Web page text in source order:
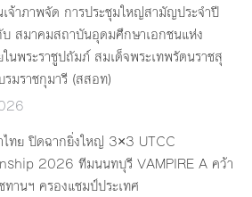
จ้าภาพจัด การประชุมใหญ่สามัญประจำปี
สมาคมสถาบันอุดมศึกษาเอกชนแห่ง
ในพระราชูปถัมภ์ สมเด็จพระเทพรัตนราชสุ
มราชกุมารี (สสอท)
ไทย ปิดฉากยิ่งใหญ่ 3×3 UTCC
2026 ทีมนนทบุรี VAMPIRE A คว้า
ทานฯ ครองแชมป์ประเทศ